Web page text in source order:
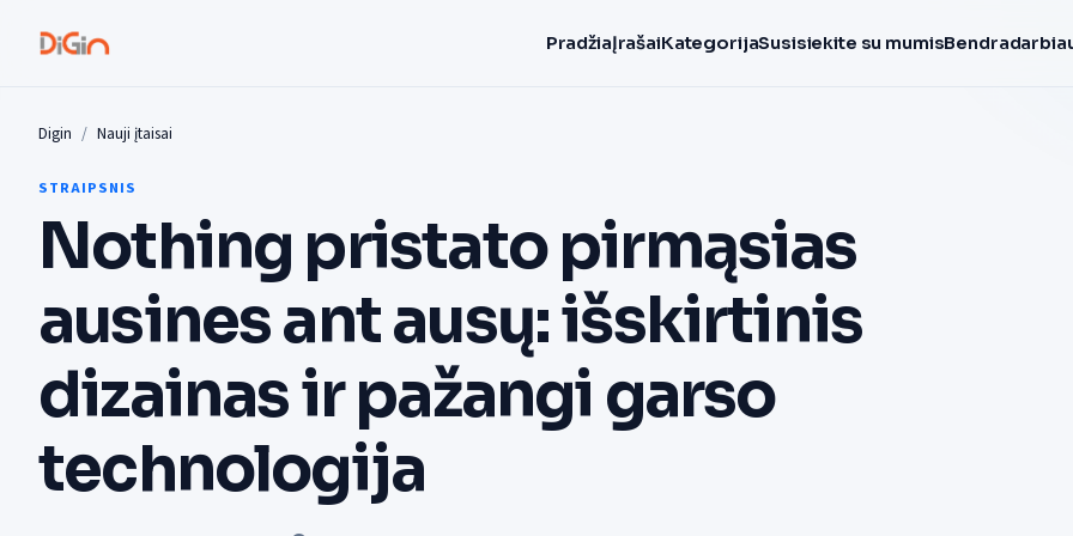
PradžiaĮrašaiKategorijaSusisiekite su mumis
Digin Nauji įtaisai
STRAIPSNIS
Nothing pristato pirmąsias
ausines ant ausų: išskirtinis
dizainas ir pažangi garso
technologija